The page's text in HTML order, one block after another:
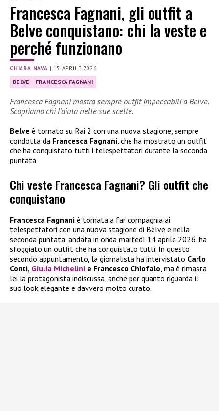
Francesca Fagnani, gli outfit a
Belve conquistano: chi la veste e
perché funzionano
CHIARA NAVA | 15 APRILE 2026
BELVE FRANCESCA FAGNANI
Francesca Fagnani mostra sempre outfit impeccabili a Belve.
Scopriamo chi l’aiuta nelle sue scelte.
Belve è tornato su Rai 2 con una nuova stagione, sempre
condotta da Francesca Fagnani, che ha mostrato un outfit
che ha conquistato tutti i telespettatori durante la seconda
puntata.
Chi veste Francesca Fagnani? Gli outfit che
conquistano
Francesca Fagnani è tornata a far compagnia ai
telespettatori con una nuova stagione di Belve e nella
seconda puntata, andata in onda martedì 14 aprile 2026, ha
sfoggiato un outfit che ha conquistato tutti. In questo
secondo appuntamento, la giornalista ha intervistato Carlo
Conti, Giulia Michelini e Francesco Chiofalo, ma è rimasta
lei la protagonista indiscussa, anche per quanto riguarda il
suo look elegante e davvero molto curato.